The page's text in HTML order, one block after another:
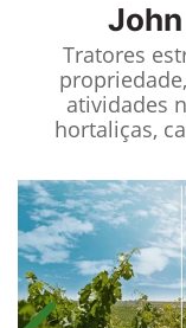
Tratores
atividades
hortaliças,